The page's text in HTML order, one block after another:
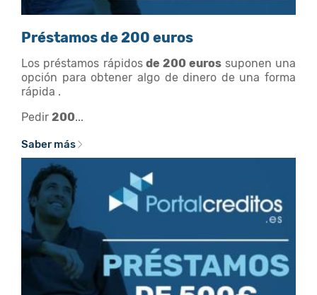
Préstamos de 200 euros
Los préstamos rápidosde 200 euros suponen una
opción para obtener algo de dinero de una forma
rápida .
Pedir 200...
Saber más